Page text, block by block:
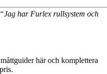
“Jag har Furlex rullsystem och
här och komplettera